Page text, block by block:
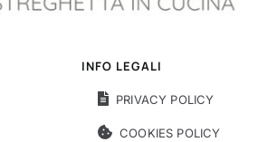
INFO LEGALI
PRIVACY POLICY
COOKIES POLICY